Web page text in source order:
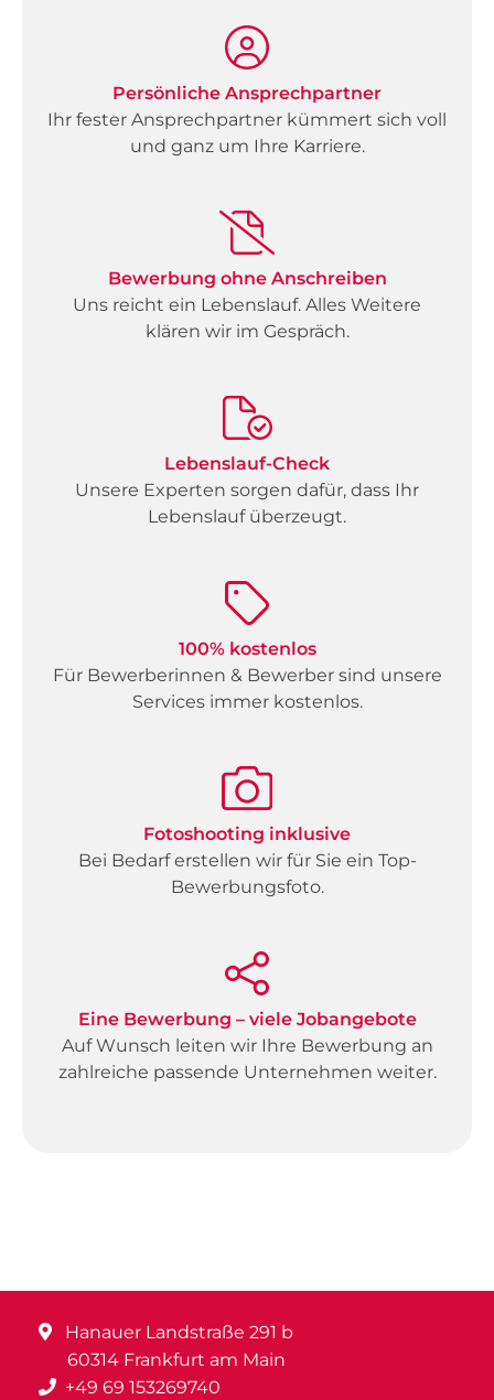
Persönliche Ansprechpartner
Ihr fester Ansprechpartner kümmert sich voll
und ganz um Ihre Karriere.
Bewerbung ohne Anschreiben
Uns reicht ein Lebenslauf. Alles Weitere
klären wir im Gespräch.
Lebenslauf-Check
Unsere Experten sorgen dafür, dass Ihr
Lebenslauf überzeugt.
100% kostenlos
Für Bewerberinnen & Bewerber sind unsere
Services immer kostenlos.
Fotoshooting inklusive
Bei Bedarf erstellen wir für Sie ein Top-
Bewerbungsfoto.
Eine Bewerbung – viele Jobangebote
Auf Wunsch leiten wir Ihre Bewerbung an
zahlreiche passende Unternehmen weiter.
Hanauer Landstraße 291 b
60314 Frankfurt am Main
+49 69 153269740